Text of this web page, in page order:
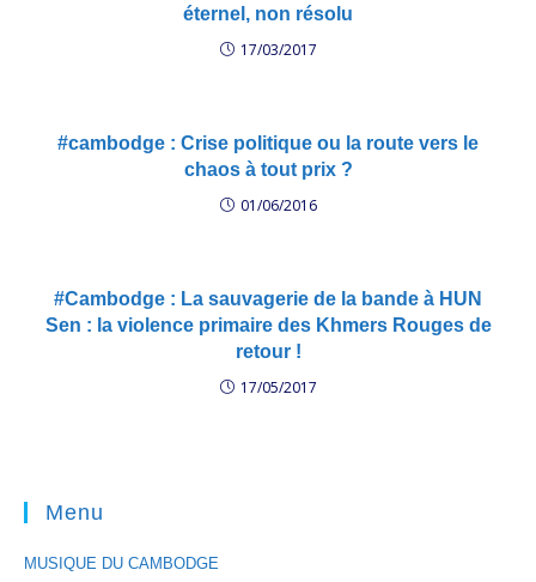
éternel, non résolu
17/03/2017
#cambodge : Crise politique ou la route vers le
chaos à tout prix ?
01/06/2016
#Cambodge : La sauvagerie de la bande à HUN
Sen : la violence primaire des Khmers Rouges de
retour !
17/05/2017
Menu
MUSIQUE DU CAMBODGE